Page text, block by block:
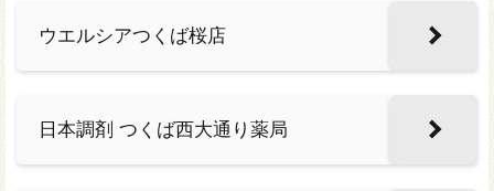
ウエルシアつくば桜店
日本調剤 つくば西大通り薬局